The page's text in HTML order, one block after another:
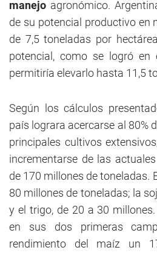
manejo agronómico.
de su potencial productivo en
de 7,5 toneladas por
potencial, como se logró en
permitiría elevarlo hasta 11,5
Según los cálculos
país lograra acercarse al 80%
principales cultivos
incrementarse de las
de 170 millones de toneladas.
80 millones de toneladas; la
y el trigo, de 20 a 30
en sus dos primeras
rendimiento del maíz un